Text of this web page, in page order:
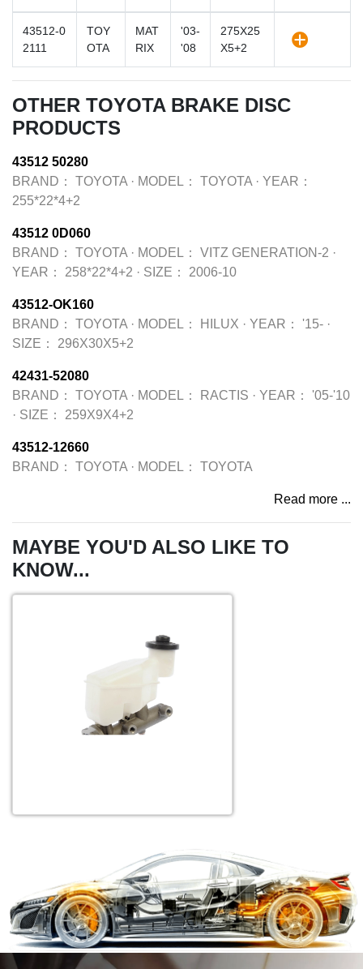
43512-0
2111
TOY
OTA
MAT
RIX
'03-
'08
275X25
X5+2
OTHER TOYOTA BRAKE DISC
PRODUCTS
43512 50280
BRAND：
TOYOTA · MODEL： TOYOTA · YEAR：
255*22*4+2
43512 0D060
BRAND：
TOYOTA · MODEL： VITZ GENERATION-2 ·
YEAR：
258*22*4+2 · SIZE： 2006-10
43512-OK160
BRAND：
TOYOTA · MODEL： HILUX · YEAR： '15- ·
SIZE：
296X30X5+2
42431-52080
BRAND：
TOYOTA · MODEL： RACTIS · YEAR：
'05-'10
· SIZE： 259X9X4+2
43512-12660
BRAND：
TOYOTA · MODEL： TOYOTA
Read more ...
MAYBE YOU'D ALSO LIKE TO
KNOW...